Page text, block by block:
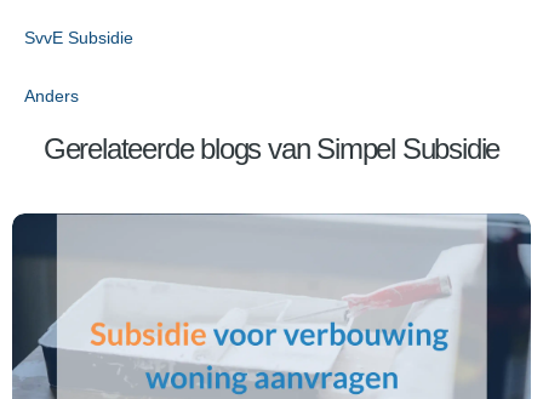
SvvE Subsidie
Anders
Gerelateerde blogs van Simpel Subsidie